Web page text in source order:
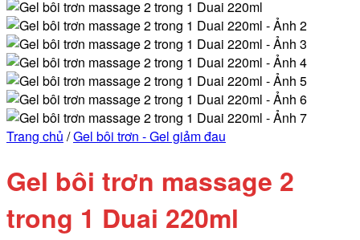
Trang chủ /Gel bôi trơn - Gel giảm đau
Gel bôi trơn massage 2
trong 1 Duai 220ml